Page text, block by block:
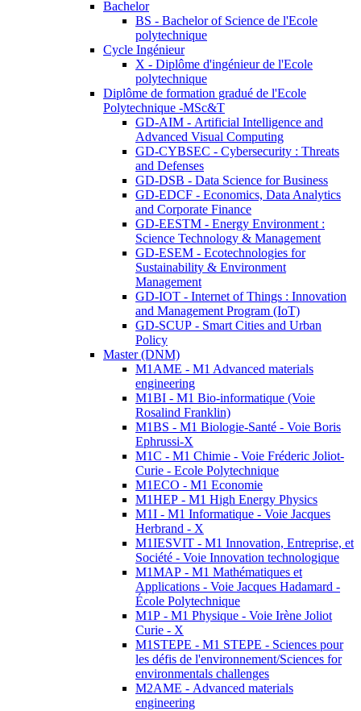
Bachelor
BS - Bachelor of Science de l'Ecole
polytechnique
Cycle Ingénieur
X - Diplôme d'ingénieur de l'Ecole
polytechnique
Diplôme de formation gradué de l'Ecole
Polytechnique -MSc&T
GD-AIM - Artificial Intelligence and
Advanced Visual Computing
GD-CYBSEC - Cybersecurity : Threats
and Defenses
GD-DSB - Data Science for Business
GD-EDCF - Economics, Data Analytics
and Corporate Finance
GD-EESTM - Energy Environment :
Science Technology & Management
GD-ESEM - Ecotechnologies for
Sustainability & Environment
Management
GD-IOT - Internet of Things : Innovation
and Management Program (IoT)
GD-SCUP - Smart Cities and Urban
Policy
Master (DNM)
M1AME - M1 Advanced materials
engineering
M1BI - M1 Bio-informatique (Voie
Rosalind Franklin)
M1BS - M1 Biologie-Santé - Voie Boris
Ephrussi-X
M1C - M1 Chimie - Voie Fréderic Joliot-
Curie - Ecole Polytechnique
M1ECO - M1 Economie
M1HEP - M1 High Energy Physics
M1I - M1 Informatique - Voie Jacques
Herbrand - X
M1IESVIT - M1 Innovation, Entreprise, et
Société - Voie Innovation technologique
M1MAP - M1 Mathématiques et
Applications - Voie Jacques Hadamard -
École Polytechnique
M1P - M1 Physique - Voie Irène Joliot
Curie - X
M1STEPE - M1 STEPE - Sciences pour
les défis de l'environnement/Sciences for
environmentals challenges
M2AME - Advanced materials
engineering